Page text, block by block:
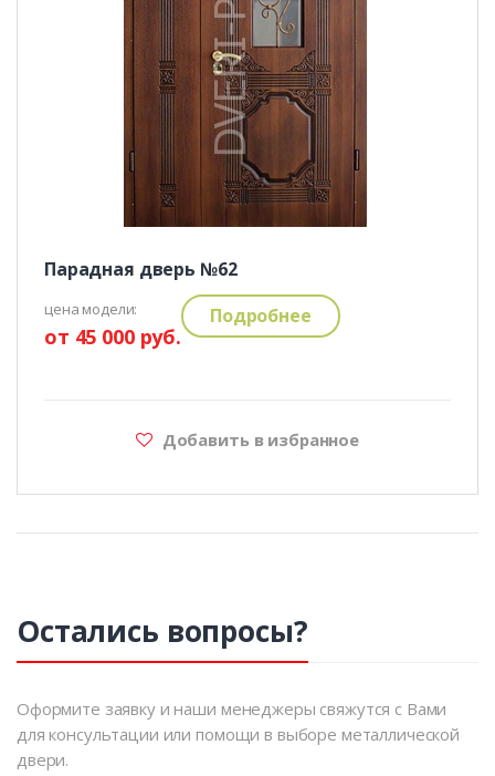
Парадная дверь №62
цена модели:
от 45 000 руб.
Подробнее
Добавить в избранное
Остались вопросы?
Оформите заявку и наши менеджеры свяжутся с Вами
для консультации или помощи в выборе металлической
двери.